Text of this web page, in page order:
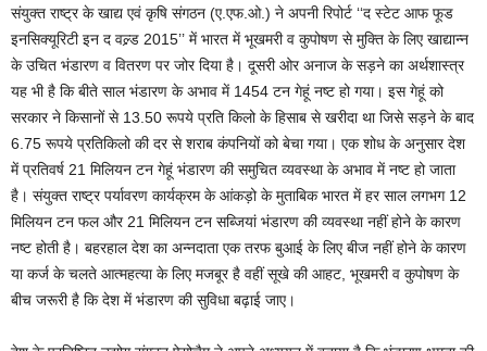
संयुक्त राष्ट्र के खाद्य एवं कृषि संगठन (ए.एफ.ओ.) ने अपनी रिपोर्ट ‘‘द स्टेट आफ फूड
इनसिक्यूरिटी इन द वल्र्ड 2015’’ में भारत में भूखमरी व कुपोषण से मुक्ति के लिए खाद्यान्न
के उचित भंडारण व वितरण पर जोर दिया है। दूसरी ओर अनाज के सड़ने का अर्थशास्त्र
यह भी है कि बीते साल भंडारण के अभाव में 1454 टन गेहूं नष्ट हो गया। इस गेहूं को
सरकार ने किसानों से 13.50 रूपये प्रति किलो के हिसाब से खरीदा था जिसे सड़ने के बाद
6.75 रूपये प्रतिकिलो की दर से शराब कंपनियों को बेचा गया। एक शोध के अनुसार देश
में प्रतिवर्ष 21 मिलियन टन गेहूं भंडारण की समुचित व्यवस्था के अभाव में नष्ट हो जाता
है। संयुक्त राष्ट्र पर्यावरण कार्यक्रम के आंकड़ो के मुताबिक भारत में हर साल लगभग 12
मिलियन टन फल और 21 मिलियन टन सब्जियां भंडारण की व्यवस्था नहीं होने के कारण
नष्ट होती है। बहरहाल देश का अन्नदाता एक तरफ बुआई के लिए बीज नहीं होने के कारण
या कर्ज के चलते आत्महत्या के लिए मजबूर है वहीं सूखे की आहट, भूखमरी व कुपोषण के
बीच जरूरी है कि देश में भंडारण की सुविधा बढ़ाई जाए।